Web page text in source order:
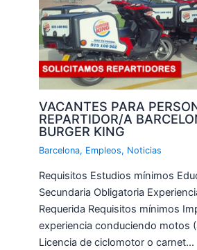
VACANTES PARA
REPARTIDOR/A
BURGER KING
Barcelona, Empleos, Noticias
Requisitos Estudios mínimos
Secundaria Obligatoria
Requerida Requisitos mínimos
experiencia conduciendo motos
Licencia de ciclomotor o carnet…